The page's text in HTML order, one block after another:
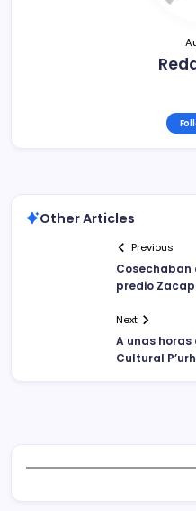
Other Articles
Previous
predio
Next
A unas horas
Cultural